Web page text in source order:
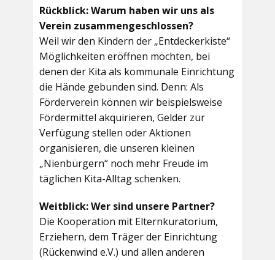
Rückblick: Warum haben wir uns als
Verein zusammengeschlossen?
Weil wir den Kindern der „Entdeckerkiste“
Möglichkeiten eröffnen möchten, bei
denen der Kita als kommunale Einrichtung
die Hände gebunden sind. Denn: Als
Förderverein können wir beispielsweise
Fördermittel akquirieren, Gelder zur
Verfügung stellen oder Aktionen
organisieren, die unseren kleinen
„Nienbürgern“ noch mehr Freude im
täglichen Kita-Alltag schenken.
Weitblick: Wer sind unsere Partner?
Die Kooperation mit Elternkuratorium,
Erziehern, dem Träger der Einrichtung
(Rückenwind e.V.) und allen anderen